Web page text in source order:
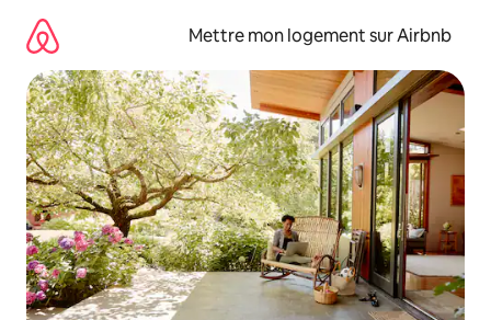
directement
contenu
Mettre mon logement sur Airbnb